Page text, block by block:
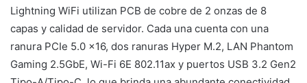
Lightning WiFi utilizan PCB de cobre de 2 onzas de 8
capas y calidad de servidor. Cada una cuenta con una
ranura PCIe 5.0 x16, dos ranuras Hyper M.2, LAN Phantom
Gaming 2.5GbE, Wi-Fi 6E 802.11ax y puertos USB 3.2 Gen2